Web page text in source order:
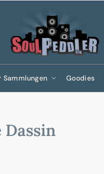
Sammlungen Goodies
Dassin